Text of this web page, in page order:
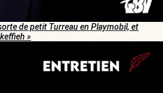
de petit Turreau en Playmobil, et
»